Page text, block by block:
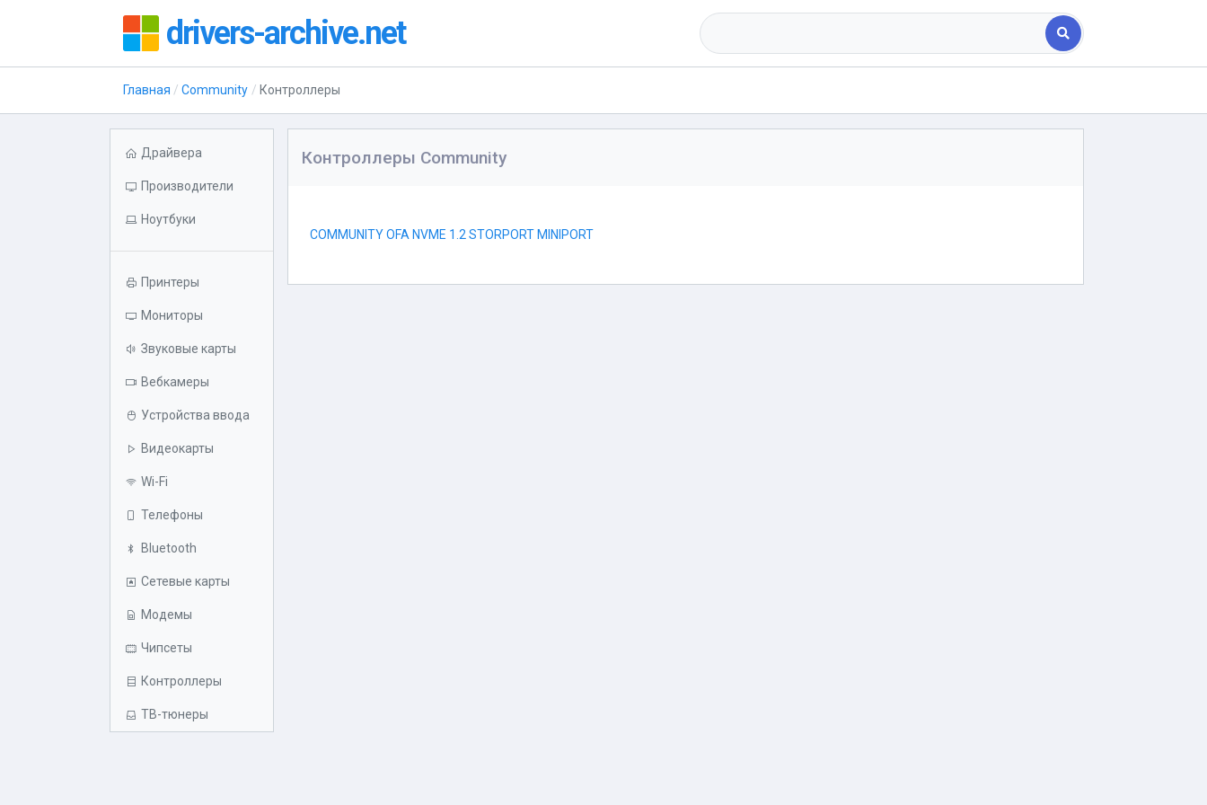
drivers-archive.net
Главная Community Контроллеры
Драйвера
Производители
Ноутбуки
Принтеры
Мониторы
Звуковые карты
Вебкамеры
Устройства ввода
Видеокарты
Wi-Fi
Телефоны
Bluetooth
Сетевые карты
Модемы
Чипсеты
Контроллеры
ТВ-тюнеры
Контроллеры Community
COMMUNITY OFA NVME 1.2 STORPORT MINIPORT